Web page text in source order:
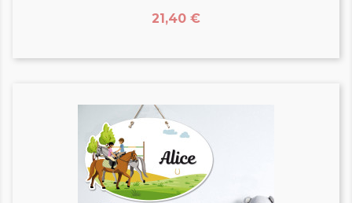
Prix
21,40 €